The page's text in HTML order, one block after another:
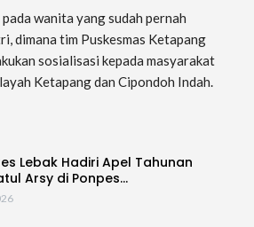
wanita yang sudah pernah
dimana tim Puskesmas Ketapang
sosialisasi kepada masyarakat
Ketapang dan Cipondoh Indah.
Lebak Hadiri Apel Tahunan
Arsy di Ponpes…